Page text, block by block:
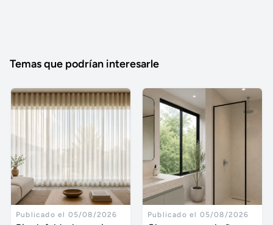
Temas que podrían interesarle
Publicado el 05/08/2026 Publicado el 05/08/2026